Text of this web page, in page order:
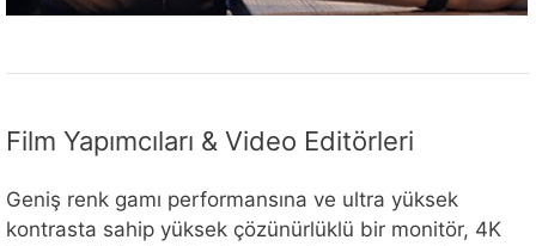
Film Yapımcıları & Video Editörleri
Geniş renk gamı performansına ve ultra yüksek
kontrasta sahip yüksek çözünürlüklü bir monitör, 4K